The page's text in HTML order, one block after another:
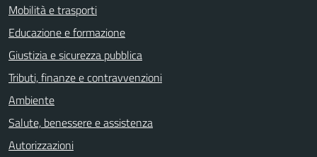
Mobilità e trasporti
Educazione e formazione
Giustizia e sicurezza pubblica
Tributi, finanze e contravvenzioni
Ambiente
Salute, benessere e assistenza
Autorizzazioni